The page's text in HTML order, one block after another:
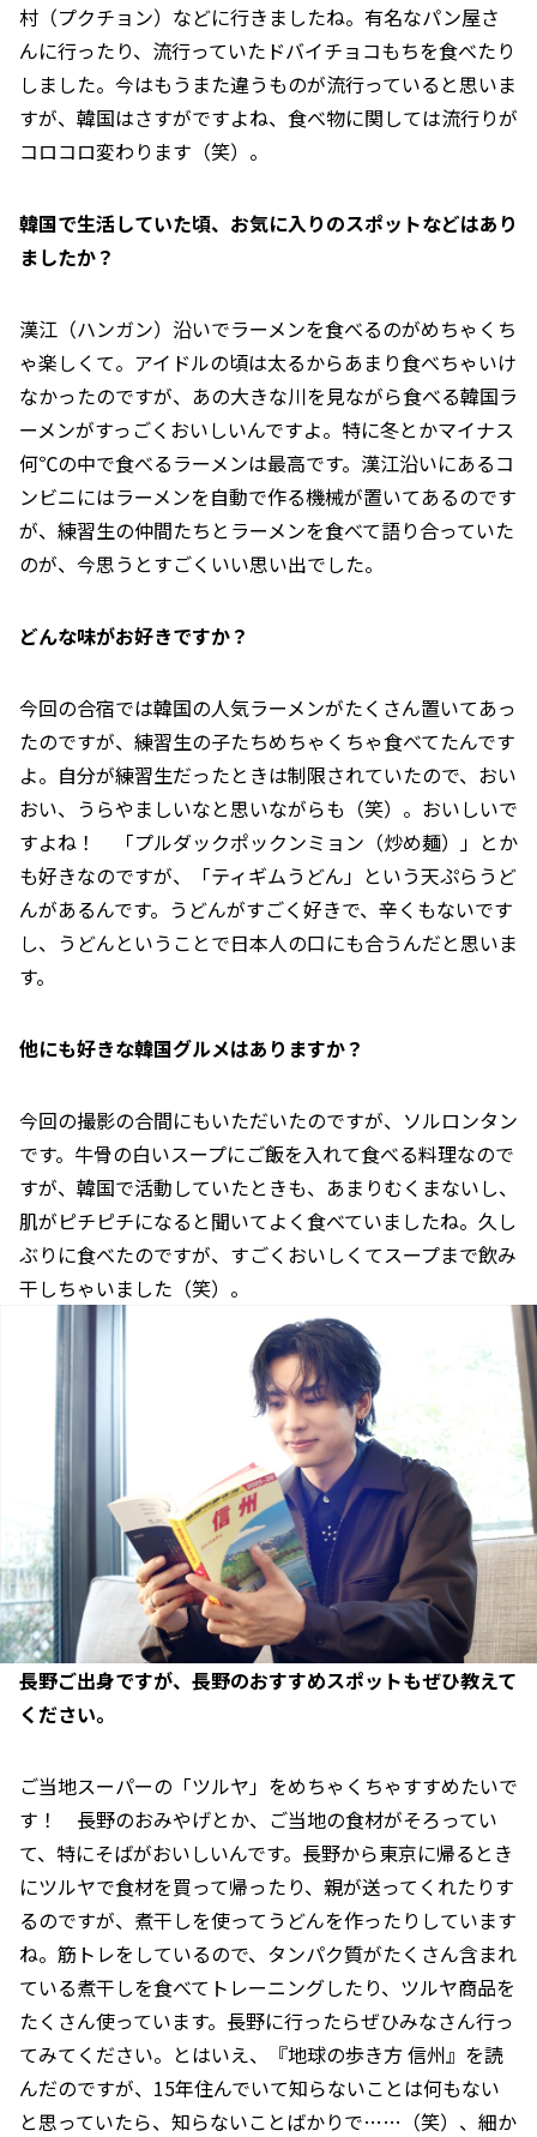
村（プクチョン）などに行きましたね。有名なパン屋さ
んに行ったり、流行っていたドバイチョコもちを食べたり
しました。今はもうまた違うものが流行っていると思いま
すが、韓国はさすがですよね、食べ物に関しては流行りが
コロコロ変わります（笑）。
――韓国で生活していた頃、お気に入りのスポットなどはあり
ましたか？
漢江（ハンガン）沿いでラーメンを食べるのがめちゃくち
ゃ楽しくて。アイドルの頃は太るからあまり食べちゃいけ
なかったのですが、あの大きな川を見ながら食べる韓国ラ
ーメンがすっごくおいしいんですよ。特に冬とかマイナス
何℃の中で食べるラーメンは最高です。漢江沿いにあるコ
ンビニにはラーメンを自動で作る機械が置いてあるのです
が、練習生の仲間たちとラーメンを食べて語り合っていた
のが、今思うとすごくいい思い出でした。
――どんな味がお好きですか？
今回の合宿では韓国の人気ラーメンがたくさん置いてあっ
たのですが、練習生の子たちめちゃくちゃ食べてたんです
よ。自分が練習生だったときは制限されていたので、おい
おい、うらやましいなと思いながらも（笑）。おいしいで
すよね！ 「プルダックポックンミョン（炒め麺）」とか
も好きなのですが、「ティギムうどん」という天ぷらうど
んがあるんです。うどんがすごく好きで、辛くもないです
し、うどんということで日本人の口にも合うんだと思いま
す。
――他にも好きな韓国グルメはありますか？
今回の撮影の合間にもいただいたのですが、ソルロンタン
です。牛骨の白いスープにご飯を入れて食べる料理なので
すが、韓国で活動していたときも、あまりむくまないし、
肌がピチピチになると聞いてよく食べていましたね。久し
ぶりに食べたのですが、すごくおいしくてスープまで飲み
干しちゃいました（笑）。
――長野ご出身ですが、長野のおすすめスポットもぜひ教えて
ください。
ご当地スーパーの「ツルヤ」をめちゃくちゃすすめたいで
す！ 長野のおみやげとか、ご当地の食材がそろってい
て、特にそばがおいしいんです。長野から東京に帰るとき
にツルヤで食材を買って帰ったり、親が送ってくれたりす
るのですが、煮干しを使ってうどんを作ったりしています
ね。筋トレをしているので、タンパク質がたくさん含まれ
ている煮干しを食べてトレーニングしたり、ツルヤ商品を
たくさん使っています。長野に行ったらぜひみなさん行っ
てみてください。とはいえ、『地球の歩き方 信州』を読
んだのですが、15年住んでいて知らないことは何もない
と思っていたら、知らないことばかりで……（笑）、細か